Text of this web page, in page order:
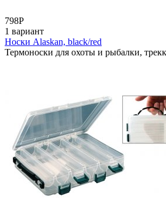
798Р
1 вариант
Носки Alaskan, black/red
Термоноски для охоты и рыбалки,